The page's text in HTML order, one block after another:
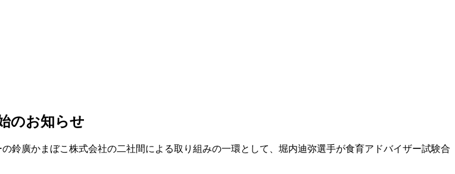
のお知らせ
鈴廣かまぼこ株式会社の二社間による取り組みの一環として、堀内迪弥選手が食育アドバイザー試験合